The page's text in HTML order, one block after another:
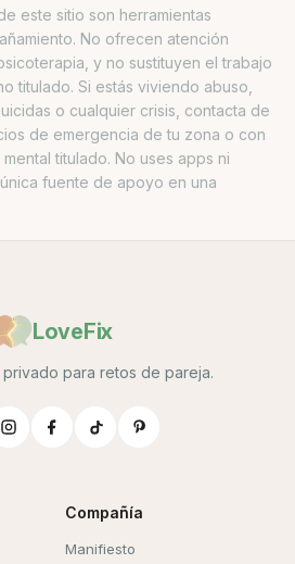
este sitio son herramientas
No ofrecen atención
y no sustituyen el trabajo
titulado. Si estás viviendo abuso,
o cualquier crisis, contacta de
de emergencia de tu zona o con
titulado. No uses apps ni
fuente de apoyo en una
LoveFix
para retos de pareja.
Compañía
Manifiesto